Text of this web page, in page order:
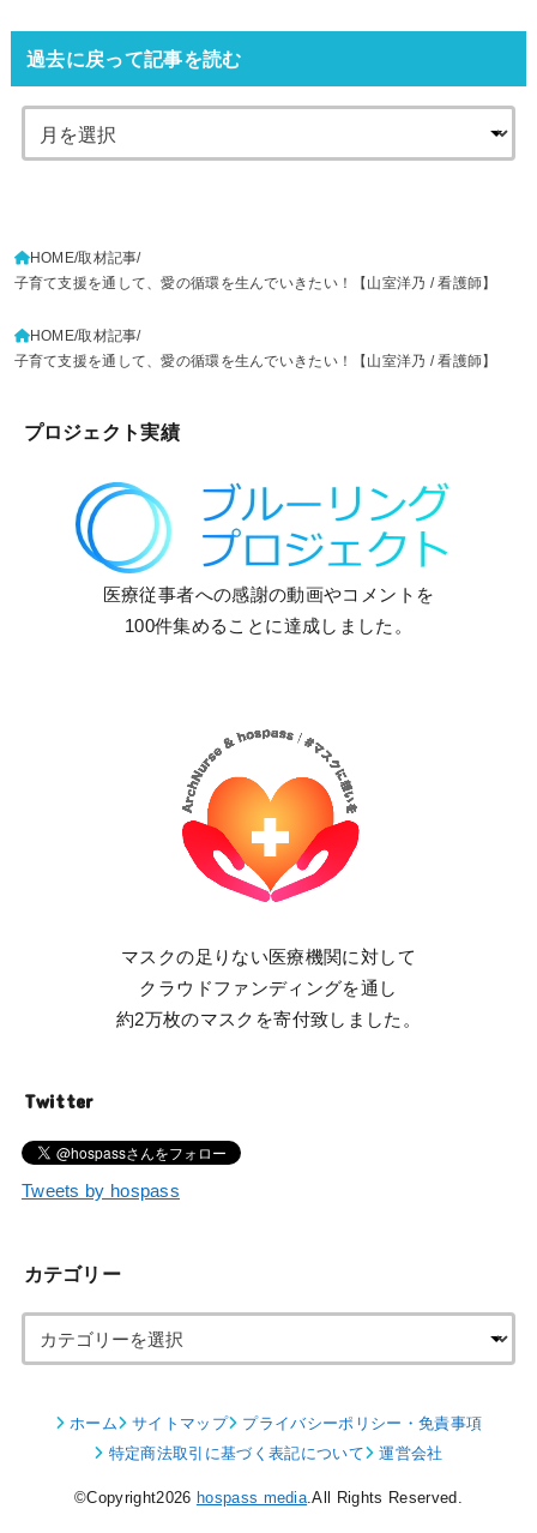
過去に戻って記事を読む
HOME 取材記事
子育て支援を通して、愛の循環を生んでいきたい！【山室洋乃 / 看護師】
HOME 取材記事
子育て支援を通して、愛の循環を生んでいきたい！【山室洋乃 / 看護師】
プロジェクト実績
医療従事者への感謝の動画やコメントを
100件集めることに達成しました。
マスクの足りない医療機関に対して
クラウドファンディングを通し
約2万枚のマスクを寄付致しました。
Twitter
Tweets by hospass
カテゴリー
ホーム サイトマップ
プライバシーポリシー・免責事項
特定商法取引に基づく表記について
運営会社
©Copyright2026 hospass media.All Rights Reserved.